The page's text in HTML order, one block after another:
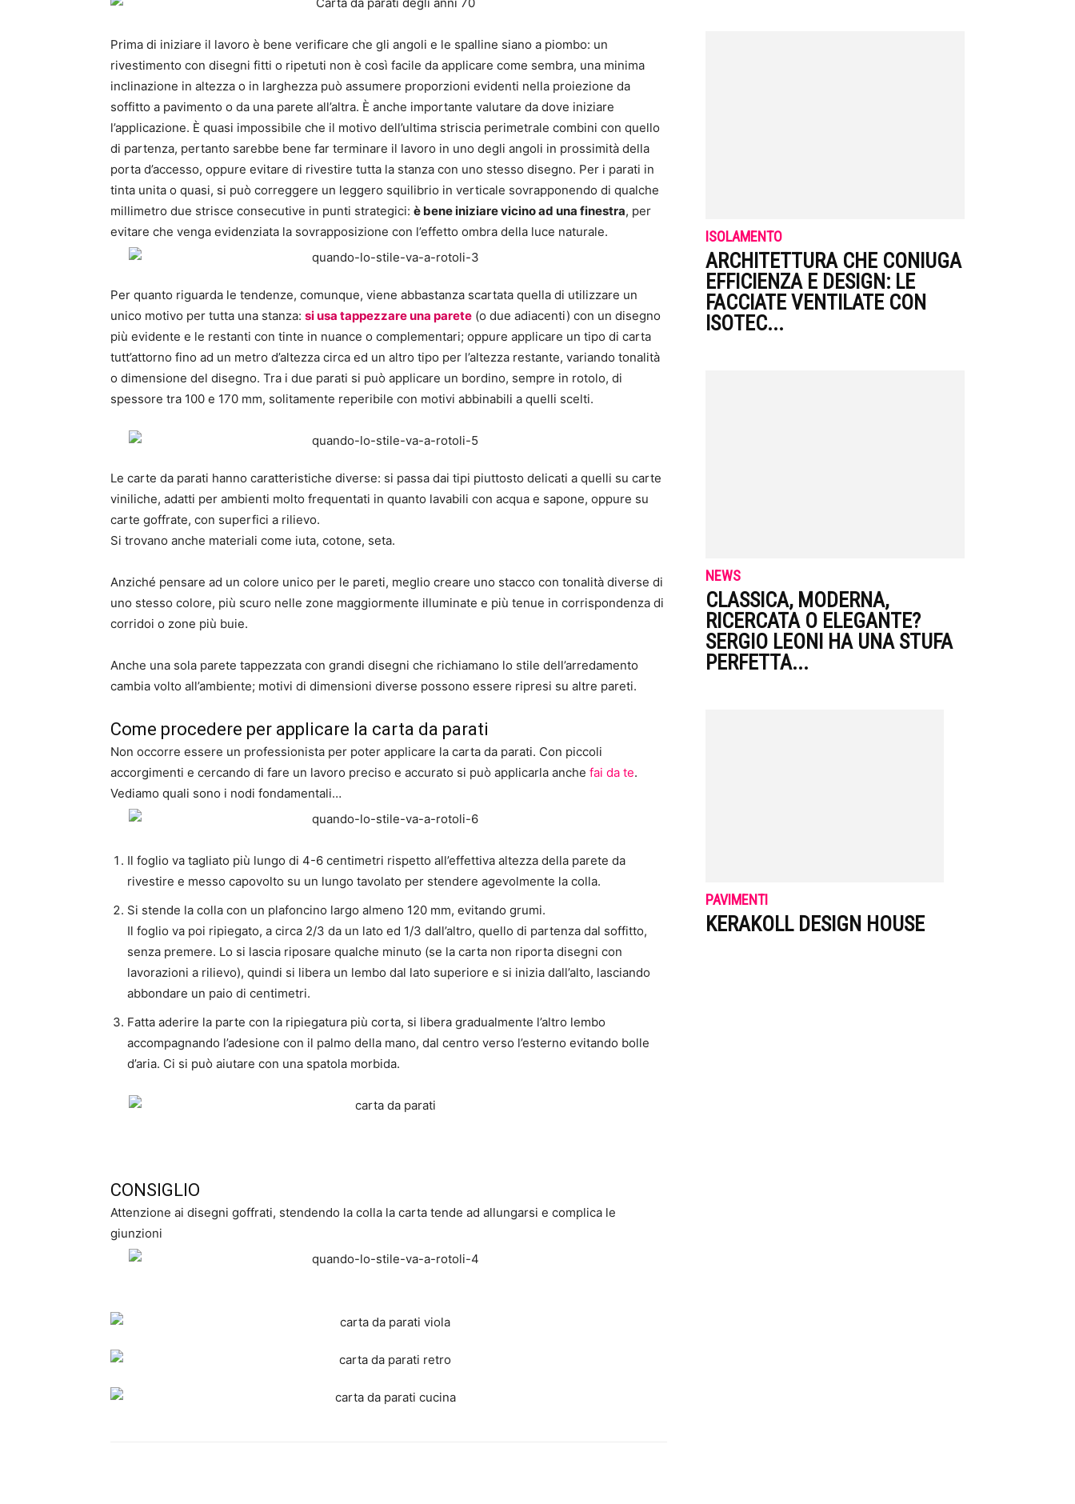
Prima di iniziare il lavoro è bene verificare che gli angoli e le spalline siano a piombo: un
rivestimento con disegni fitti o ripetuti non è così facile da applicare come sembra, una minima
inclinazione in altezza o in larghezza può assumere proporzioni evidenti nella proiezione da
soffitto a pavimento o da una parete all’altra. È anche importante valutare da dove iniziare
l’applicazione. È quasi impossibile che il motivo dell’ultima striscia perimetrale combini con quello
di partenza, pertanto sarebbe bene far terminare il lavoro in uno degli angoli in prossimità della
porta d’accesso, oppure evitare di rivestire tutta la stanza con uno stesso disegno. Per i parati in
tinta unita o quasi, si può correggere un leggero squilibrio in verticale sovrapponendo di qualche
millimetro due strisce consecutive in punti strategici: è bene iniziare vicino ad una finestra, per
evitare che venga evidenziata la sovrapposizione con l’effetto ombra della luce naturale.
Per quanto riguarda le tendenze, comunque, viene abbastanza scartata quella di utilizzare un
unico motivo per tutta una stanza: si usa tappezzare una parete (o due adiacenti) con un disegno
più evidente e le restanti con tinte in nuance o complementari; oppure applicare un tipo di carta
tutt’attorno fino ad un metro d’altezza circa ed un altro tipo per l’altezza restante, variando tonalità
o dimensione del disegno. Tra i due parati si può applicare un bordino, sempre in rotolo, di
spessore tra 100 e 170 mm, solitamente reperibile con motivi abbinabili a quelli scelti.
Le carte da parati hanno caratteristiche diverse: si passa dai tipi piuttosto delicati a quelli su carte
viniliche, adatti per ambienti molto frequentati in quanto lavabili con acqua e sapone, oppure su
carte goffrate, con superfici a rilievo.
Si trovano anche materiali come iuta, cotone, seta.
Anziché pensare ad un colore unico per le pareti, meglio creare uno stacco con tonalità diverse di
uno stesso colore, più scuro nelle zone maggiormente illuminate e più tenue in corrispondenza di
corridoi o zone più buie.
Anche una sola parete tappezzata con grandi disegni che richiamano lo stile dell’arredamento
cambia volto all’ambiente; motivi di dimensioni diverse possono essere ripresi su altre pareti.
Come procedere per applicare la carta da parati
Non occorre essere un professionista per poter applicare la carta da parati. Con piccoli
accorgimenti e cercando di fare un lavoro preciso e accurato si può applicarla anche fai da te.
Vediamo quali sono i nodi fondamentali…
Il foglio va tagliato più lungo di 4-6 centimetri rispetto all’effettiva altezza della parete da
rivestire e messo capovolto su un lungo tavolato per stendere agevolmente la colla.
Si stende la colla con un plafoncino largo almeno 120 mm, evitando grumi.
Il foglio va poi ripiegato, a circa 2/3 da un lato ed 1/3 dall’altro, quello di partenza dal soffitto,
senza premere. Lo si lascia riposare qualche minuto (se la carta non riporta disegni con
lavorazioni a rilievo), quindi si libera un lembo dal lato superiore e si inizia dall’alto, lasciando
abbondare un paio di centimetri.
Fatta aderire la parte con la ripiegatura più corta, si libera gradualmente l’altro lembo
accompagnando l’adesione con il palmo della mano, dal centro verso l’esterno evitando bolle
d’aria. Ci si può aiutare con una spatola morbida.
CONSIGLIO
Attenzione ai disegni goffrati, stendendo la colla la carta tende ad allungarsi e complica le
giunzioni
ISOLAMENTO
ARCHITETTURA CHE CONIUGA
EFFICIENZA E DESIGN: LE
FACCIATE VENTILATE CON
ISOTEC...
NEWS
CLASSICA, MODERNA,
RICERCATA O ELEGANTE?
SERGIO LEONI HA UNA STUFA
PERFETTA...
PAVIMENTI
KERAKOLL DESIGN HOUSE